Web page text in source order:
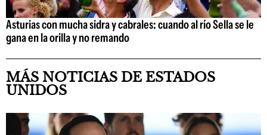
Asturias con mucha sidra y cabrales: cuando al río Sella se le
gana en la orilla y no remando
MÁS NOTICIAS DE ESTADOS
UNIDOS